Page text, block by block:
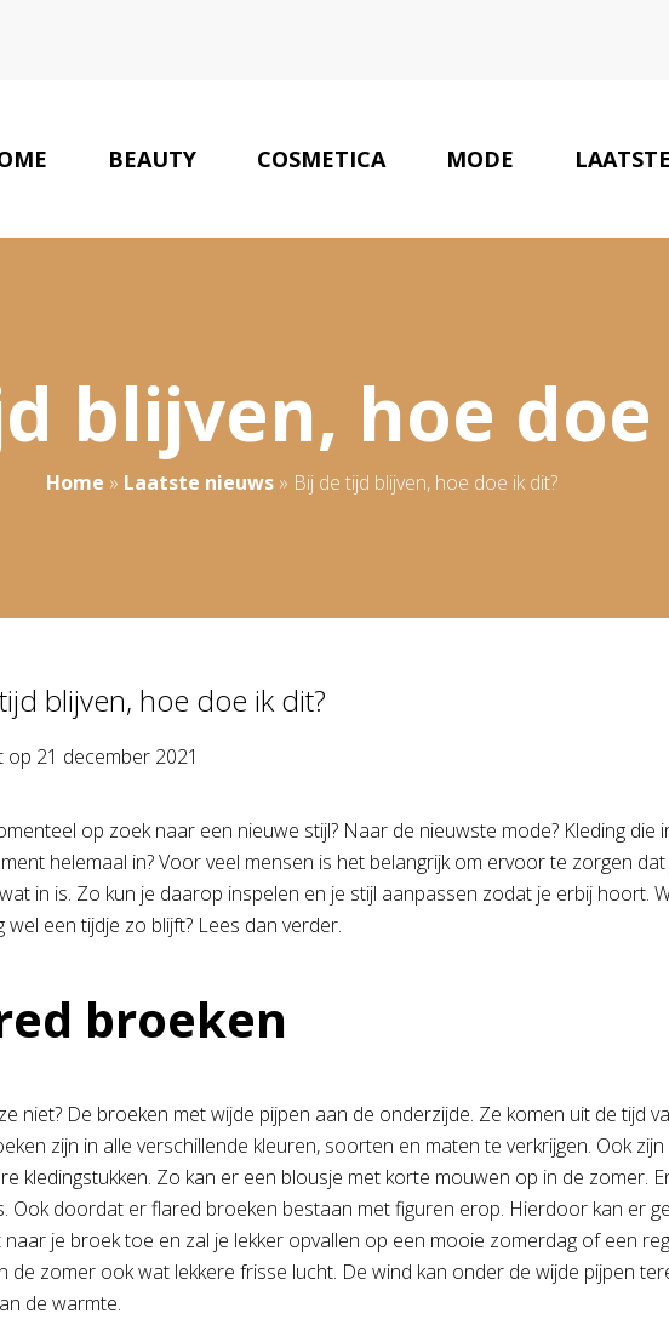
BEAUTY COSMETICA MODE
blijven, hoe
Home » Laatste nieuws » Bij de tijd blijven, hoe doe ik dit?
blijven, hoe doe ik dit?
op 21 december 2021
op zoek naar een nieuwe stijl? Naar de nieuwste mode? Kleding
helemaal in? Voor veel mensen is het belangrijk om ervoor te zorgen
in is. Zo kun je daarop inspelen en je stijl aanpassen zodat je erbij hoort.
wel een tijdje zo blijft? Lees dan verder.
broeken
niet? De broeken met wijde pijpen aan de onderzijde. Ze komen uit de tijd
zijn in alle verschillende kleuren, soorten en maten te verkrijgen. Ook
kledingstukken. Zo kan er een blousje met korte mouwen op in de zomer.
Ook doordat er flared broeken bestaan met figuren erop. Hierdoor kan er
je broek toe en zal je lekker opvallen op een mooie zomerdag of een
de zomer ook wat lekkere frisse lucht. De wind kan onder de wijde pijpen
de warmte.